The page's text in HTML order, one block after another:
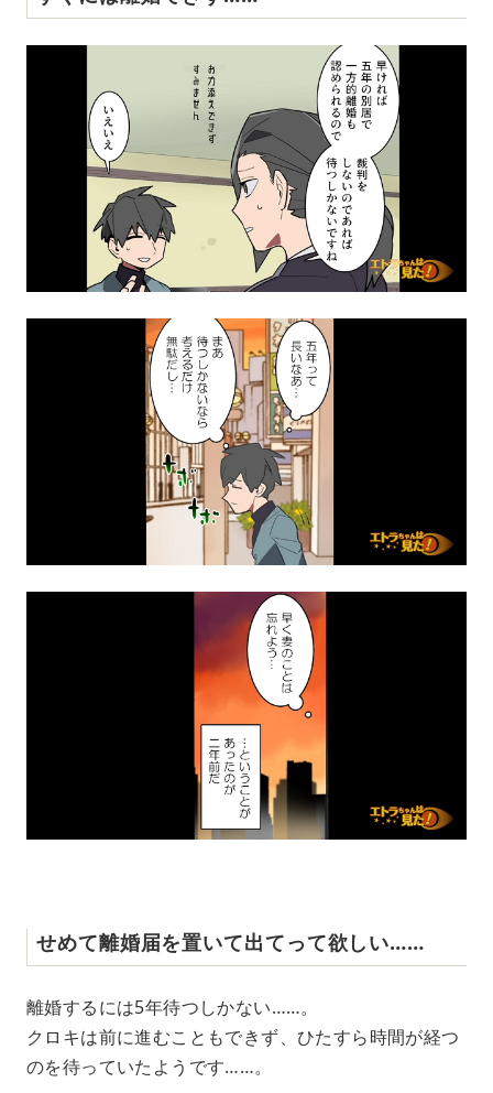
せめて離婚届を置いて出てって欲しい……
離婚するには5年待つしかない……。
クロキは前に進むこともできず、ひたすら時間が経つ
のを待っていたようです……。